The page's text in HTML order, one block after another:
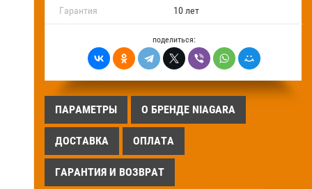
Гарантия 10 лет
поделиться:
ПАРАМЕТРЫ О БРЕНДЕ NIAGARA
ДОСТАВКА ОПЛАТА
ГАРАНТИЯ И ВОЗВРАТ